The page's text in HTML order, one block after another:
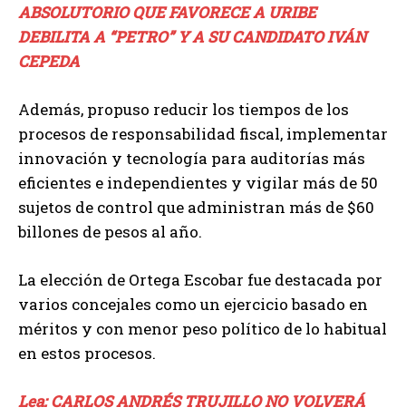
ABSOLUTORIO QUE FAVORECE A URIBE
DEBILITA A “PETRO” Y A SU CANDIDATO IVÁN
CEPEDA
Además, propuso reducir los tiempos de los
procesos de responsabilidad fiscal, implementar
innovación y tecnología para auditorías más
eficientes e independientes y vigilar más de 50
sujetos de control que administran más de $60
billones de pesos al año.
La elección de Ortega Escobar fue destacada por
varios concejales como un ejercicio basado en
méritos y con menor peso político de lo habitual
en estos procesos.
Lea: CARLOS ANDRÉS TRUJILLO NO VOLVERÁ